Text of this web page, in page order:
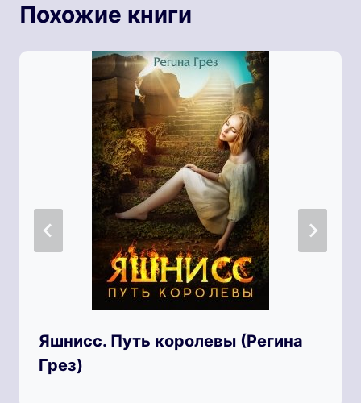
Похожие книги
Яшнисс. Путь королевы (Регина
Грез)